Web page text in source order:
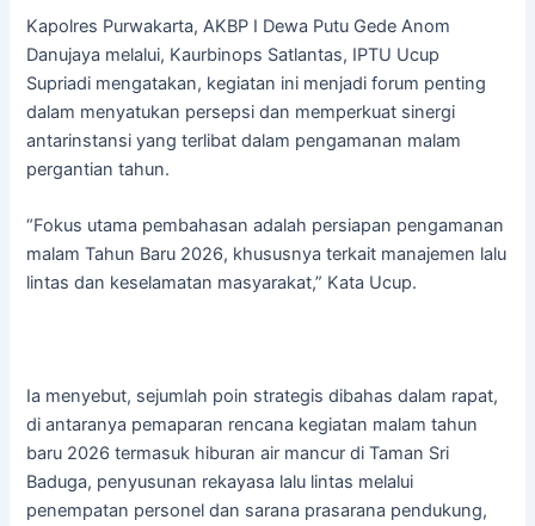
Kapolres Purwakarta, AKBP I Dewa Putu Gede Anom
Danujaya melalui, Kaurbinops Satlantas, IPTU Ucup
Supriadi mengatakan, kegiatan ini menjadi forum penting
dalam menyatukan persepsi dan memperkuat sinergi
antarinstansi yang terlibat dalam pengamanan malam
pergantian tahun.
“Fokus utama pembahasan adalah persiapan pengamanan
malam Tahun Baru 2026, khususnya terkait manajemen lalu
lintas dan keselamatan masyarakat,” Kata Ucup.
Ia menyebut, sejumlah poin strategis dibahas dalam rapat,
di antaranya pemaparan rencana kegiatan malam tahun
baru 2026 termasuk hiburan air mancur di Taman Sri
Baduga, penyusunan rekayasa lalu lintas melalui
penempatan personel dan sarana prasarana pendukung,